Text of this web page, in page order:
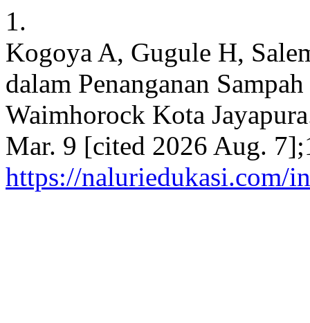
1.
Kogoya A, Gugule H,
dalam Penanganan
Waimhorock Kota
Mar. 9 [cited 2026 Aug.
https://naluriedukasi.com/